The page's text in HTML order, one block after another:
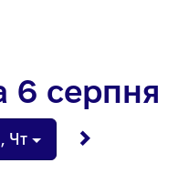
6 серпня
, Чт